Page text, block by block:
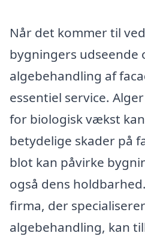
Når det kommer til
bygningers
algebehandling af
essentiel service.
for biologisk vækst
betydelige skader på
blot kan påvirke
også dens
firma, der
algebehandling, kan